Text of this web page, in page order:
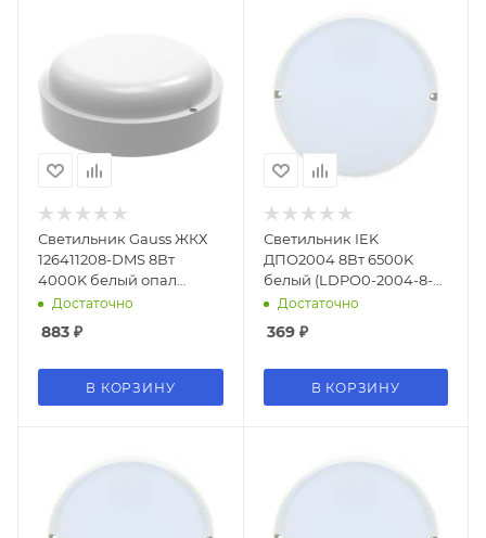
Светильник Gauss ЖКХ
126411208-DMS 8Вт
4000K белый опал
датч.движ.
Достаточно
883 ₽
В КОРЗИНУ
Светильник IEK
ДПО2004 8Вт 6500K
белый (LDPO0-2004-8-
6500-K01)
Достаточно
369₽
В КОРЗИНУ